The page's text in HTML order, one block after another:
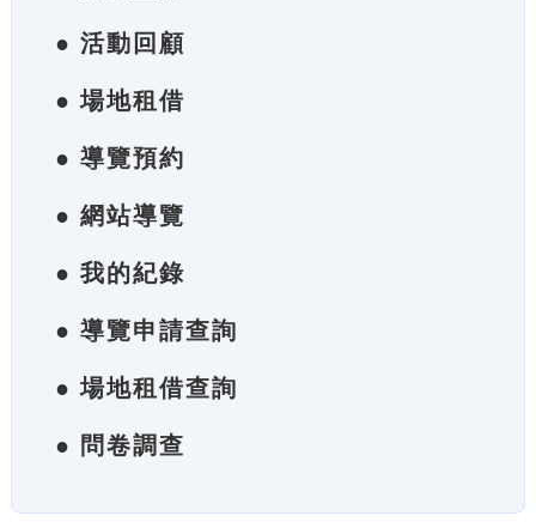
● 活動回顧
● 場地租借
● 導覽預約
● 網站導覽
● 我的紀錄
● 導覽申請查詢
● 場地租借查詢
● 問卷調查